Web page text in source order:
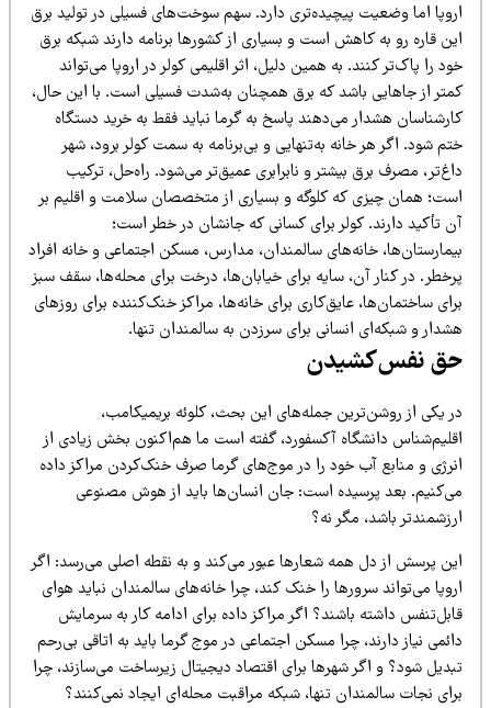
اما وضعیت پیچیده‌تری دارد. سهم سوخت‌های فسیلی در تولید برق
قاره رو به کاهش است و بسیاری از کشورها برنامه دارند شبکه برق
را پاک‌تر کنند. به همین دلیل، اثر اقلیمی کولر در اروپا می‌تواند
از جاهایی باشد که برق همچنان به‌شدت فسیلی است. با این حال،
هشدار می‌دهند پاسخ به گرما نباید فقط به خرید دستگاه
شود. اگر هر خانه به‌تنهایی و بی‌برنامه به سمت کولر برود، شهر
مصرف برق بیشتر و نابرابری عمیق‌تر می‌شود. راه‌حل، ترکیب
همان چیزی که کلوگه و بسیاری از متخصصان سلامت و اقلیم بر
تأکید دارند. کولر برای کسانی که جانشان در خطر است؛
خانه‌های سالمندان، مدارس، مسکن اجتماعی و خانه افراد
در کنار آن، سایه برای خیابان‌ها، درخت برای محله‌ها، سقف سبز
ساختمان‌ها، عایق‌کاری برای خانه‌ها، مراکز خنک‌کننده برای روزهای
و شبکه‌ای انسانی برای سرزدن به سالمندان تنها.
نفس‌کشیدن
یکی از روشن‌ترین جمله‌های این بحث، کلوئه بریمیکامب،
دانشگاه آکسفورد، گفته است ما هم‌اکنون بخش زیادی از
و منابع آب خود را در موج‌های گرما صرف خنک‌کردن مراکز داده
بعد پرسیده است: جان انسان‌ها باید از هوش مصنوعی
باشد، مگر نه؟
پرسش از دل همه شعارها عبور می‌کند و به نقطه اصلی می‌رسد: اگر
می‌تواند سرورها را خنک کند، چرا خانه‌های سالمندان نباید هوای
داشته باشند؟ اگر مراکز داده برای ادامه کار به سرمایش
نیاز دارند، چرا مسکن اجتماعی در موج گرما باید به اتاقی بی‌رحم
شود؟ و اگر شهرها برای اقتصاد دیجیتال زیرساخت می‌سازند، چرا
نجات سالمندان تنها، شبکه مراقبت محله‌ای ایجاد نمی‌کنند؟